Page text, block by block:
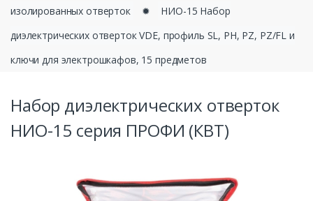
изолированных отверток
✹
НИО-15 Набор
диэлектрических отверток VDE, профиль SL, PH, PZ, PZ/FL и
ключи для электрошкафов, 15 предметов
Набор диэлектрических отверток
НИО-15 серия ПРОФИ (КВТ)